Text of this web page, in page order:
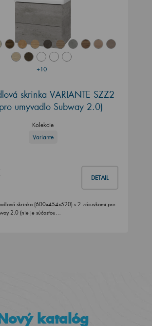
+10
skrinka VARIANTE SZZ2
umyvadlo Subway 2.0)
Kolekcie
Variante
DETAIL
skrinka (600x454x520) s 2 zásuvkami pre
2.0 (nie je súčasťou…
katalóg